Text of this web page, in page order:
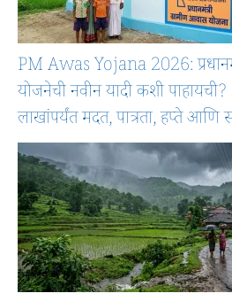
PM Awas Yojana 2026:
योजनेची नवीन यादी कशी
लाखांपर्यंत मदत, पात्रता, हप्ते आणि